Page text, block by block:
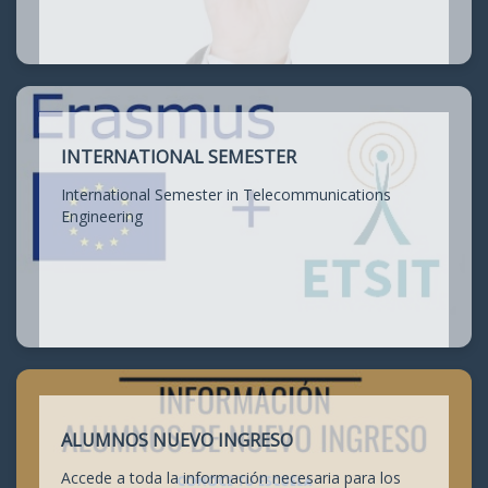
INTERNATIONAL SEMESTER
International Semester in Telecommunications
Engineering
ALUMNOS NUEVO INGRESO
Accede a toda la información necesaria para los